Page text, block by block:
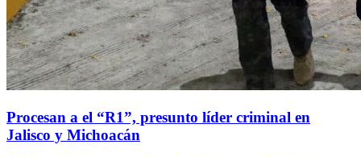
Procesan a el “R1”, presunto líder criminal en
Jalisco y Michoacán